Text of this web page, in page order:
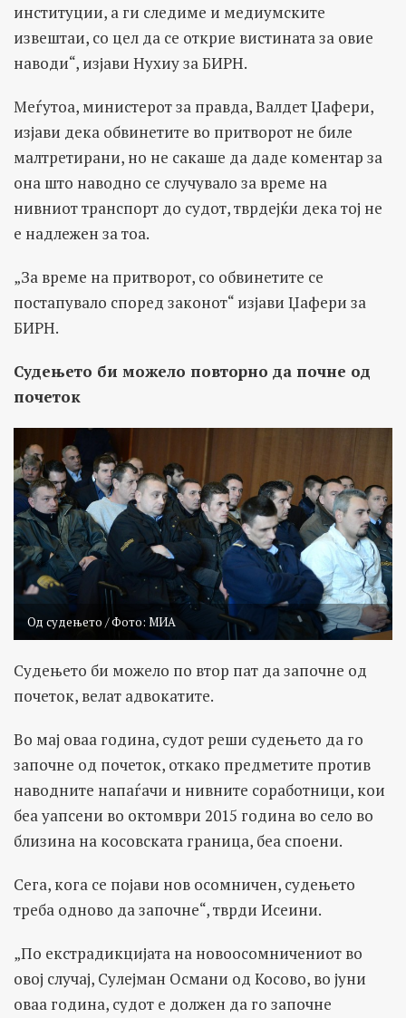
институции, а ги следиме и медиумските
извештаи, со цел да се открие вистината за овие
наводи“, изјави Нухиу за БИРН.
Меѓутоа, министерот за правда, Валдет Џафери,
изјави дека обвинетите во притворот не биле
малтретирани, но не сакаше да даде коментар за
она што наводно се случувало за време на
нивниот транспорт до судот, тврдејќи дека тој не
е надлежен за тоа.
„За време на притворот, со обвинетите се
постапувало според законот“ изјави Џафери за
БИРН.
Судењето би можело повторно да почне од
почеток
Од судењето / Фото: МИА
Судењето би можело по втор пат да започне од
почеток, велат адвокатите.
Во мај оваа година, судот реши судењето да го
започне од почеток, откако предметите против
наводните напаѓачи и нивните соработници, кои
беа уапсени во октомври 2015 година во село во
близина на косовската граница, беа споени.
Сега, кога се појави нов осомничен, судењето
треба одново да започне“, тврди Исеини.
„По екстрадикцијата на новоосомничениот во
овој случај, Сулејман Османи од Косово, во јуни
оваа година, судот е должен да го започне